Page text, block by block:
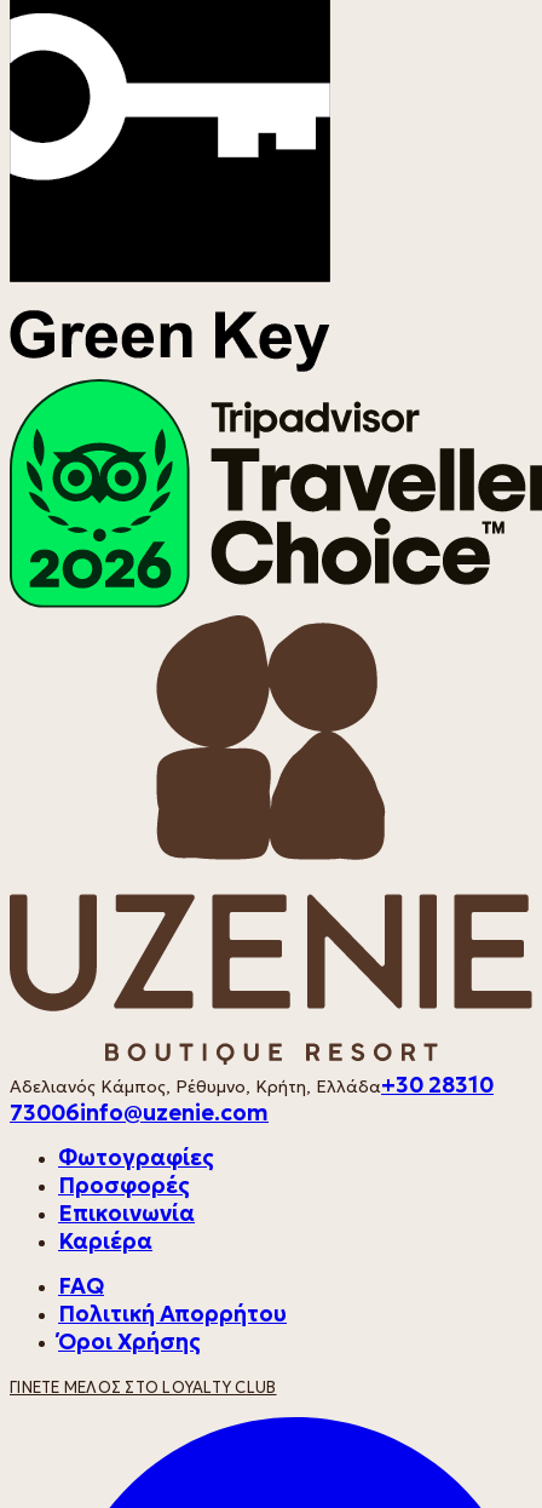
Αδελιανός Κάμπος, Ρέθυμνο, Κρήτη, Ελλάδα+30 28310
73006info@uzenie.com
Φωτογραφίες
Προσφορές
Επικοινωνία
Καριέρα
FAQ
Πολιτική Απορρήτου
Όροι Χρήσης
ΓΊΝΕΤΕ ΜΈΛΟΣ ΣΤΟ LOYALTY CLUB